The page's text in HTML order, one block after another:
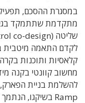
מתקדמת שתתמקד
לקדם התאמה מיטבית
קלאסיות ותוכנות
מחשוב קוונטי בקנה
Ramp בשיקגו, הנתמך במימון ממשלתי של מדינת אילינוי.